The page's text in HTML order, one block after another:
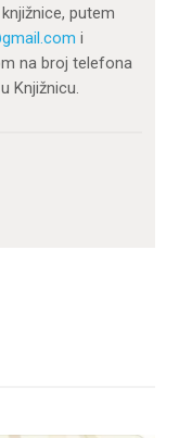
putem
i
na broj telefona
Knjižnicu.